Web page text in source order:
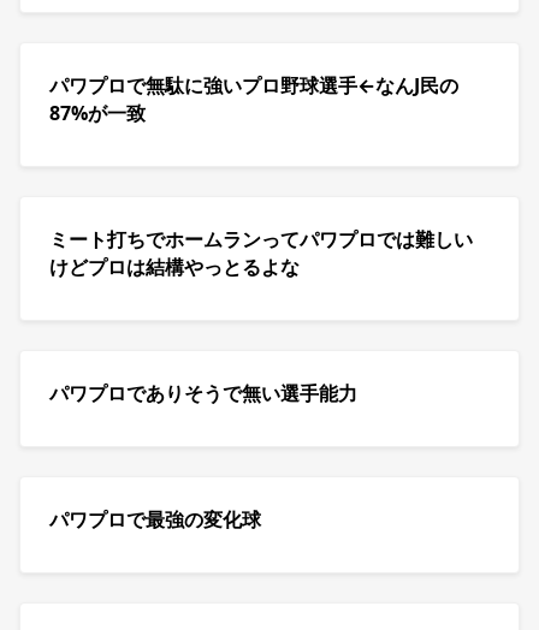
パワプロで無駄に強いプロ野球選手←なんJ民の
87%が一致
ミート打ちでホームランってパワプロでは難しい
けどプロは結構やっとるよな
パワプロでありそうで無い選手能力
パワプロで最強の変化球